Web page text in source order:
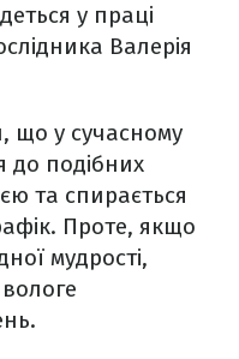
у праці
Валерія
що у сучасному
до подібних
та спирається
Проте, якщо
мудрості,